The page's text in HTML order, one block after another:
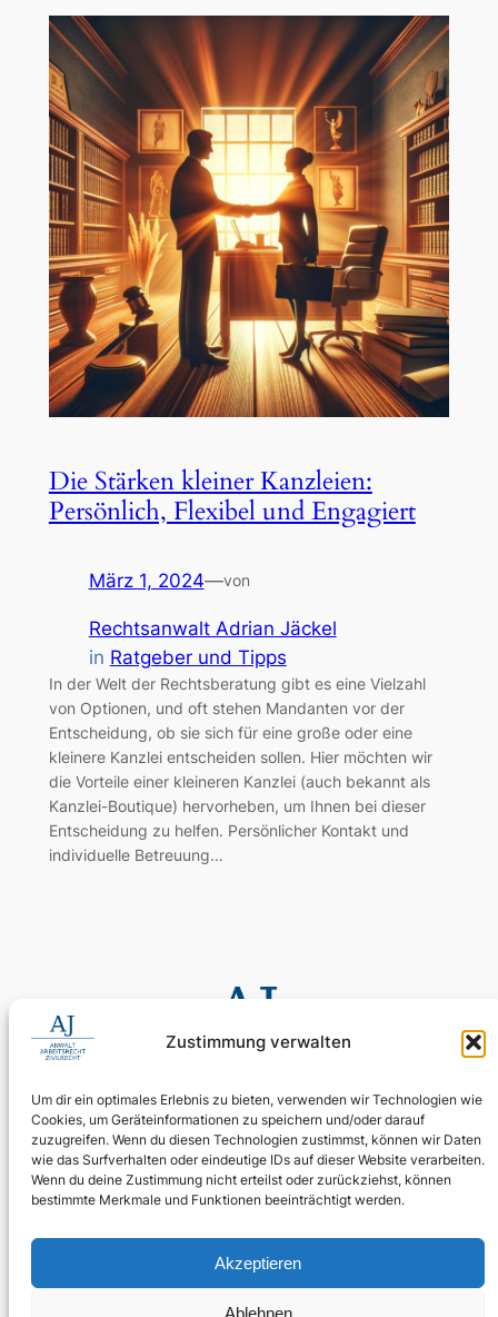
Zustimmung verwalten
Um dir ein optimales Erlebnis zu bieten, verwenden wir Technologien wie
Cookies, um Geräteinformationen zu speichern und/oder darauf
zuzugreifen. Wenn du diesen Technologien zustimmst, können wir Daten
wie das Surfverhalten oder eindeutige IDs auf dieser Website verarbeiten.
Wenn du deine Zustimmung nicht erteilst oder zurückziehst, können
bestimmte Merkmale und Funktionen beeinträchtigt werden.
Akzeptieren
Ablehnen
Die Stärken kleiner Kanzleien:
Persönlich, Flexibel und Engagiert
März 1, 2024—von
Rechtsanwalt Adrian Jäckel
in Ratgeber und Tipps
In der Welt der Rechtsberatung gibt es eine Vielzahl
von Optionen, und oft stehen Mandanten vor der
Entscheidung, ob sie sich für eine große oder eine
kleinere Kanzlei entscheiden sollen. Hier möchten wir
die Vorteile einer kleineren Kanzlei (auch bekannt als
Kanzlei-Boutique) hervorheben, um Ihnen bei dieser
Entscheidung zu helfen. Persönlicher Kontakt und
individuelle Betreuung…
0155 60 11 80 35
Digitale Assistenz: 030 4397 9215 90
24/7 erreichbar: Ihr Anliegen wird zuverlässig aufgenommen.
WhatsApp Business
kanzlei@ra-aj.de